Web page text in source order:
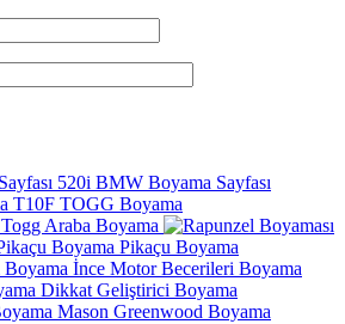
520i BMW Boyama Sayfası
T10F TOGG Boyama
Togg Araba Boyama
Pikaçu Boyama
İnce Motor Becerileri Boyama
Dikkat Geliştirici Boyama
Mason Greenwood Boyama